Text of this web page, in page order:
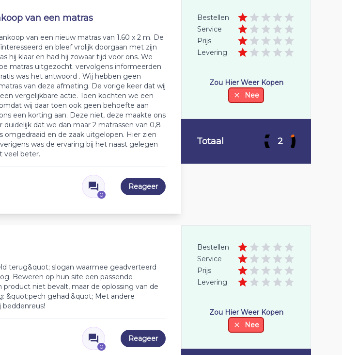
van een matras
van een nieuw matras van 1.60 x 2 m. De
en bleef vrolijk doorgaan met zijn
hij klaar en had hij zowaar tijd voor ons. We
matras uitgezocht. vervolgens informeerden
was het antwoord . Wij hebben geen
van deze afmeting. De vorige keer dat wij
vergelijkbare actie. Toen kochten we een
wij daar toen ook geen behoefte aan
een korting aan. Deze niet, deze maakte ons
dat we dan maar 2 matrassen van 0,8
omgedraaid en de zaak uitgelopen. Hier zien
was de ervaring bij het naast gelegen
veel beter.
0
Reageer
Bestellen
Service
Prijs
Levering
Zou Hier Weer Kopen
Nee
Totaal 2
terug&quot; slogan waarmee geadverteerd
Beweren op hun site een passende
product niet bevalt, maar de oplossing van de
&quot;pech gehad.&quot; Met andere
0
Reageer
Bestellen
Service
Prijs
Levering
Zou Hier Weer Kopen
Nee